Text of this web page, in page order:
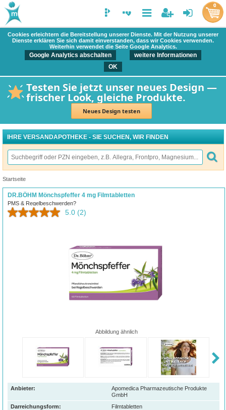
Cookies erleichtern die Bereitstellung unserer Dienste. Mit der Nutzung unserer
Dienste erklären Sie sich damit einverstanden, dass wir Cookies verwenden.
Weiterhin verwendet die Seite Google Analytics.
Google Analytics abschalten
weitere Informationen
OK
Testen Sie jetzt unser neues Design —
frischer Look, gleiche Produkte.
Neues Design testen
0
IHRE VERSANDAPOTHEKE - SIE SUCHEN, WIR FINDEN
Startseite
DR.BÖHM Mönchspfeffer 4 mg Filmtabletten
PMS & Regelbeschwerden?
5.0 (2)
Abbildung ähnlich
Anbieter:
Apomedica Pharmazeutische Produkte
GmbH
Darreichungsform:
Filmtabletten